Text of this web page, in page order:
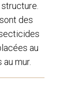
structure.
des
au
mur.